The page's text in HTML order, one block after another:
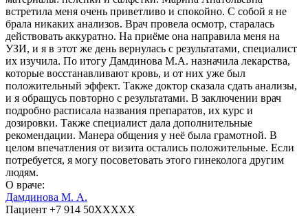
встретила меня очень приветливо и спокойно. С собой я не
брала никаких анализов. Врач провела осмотр, старалась
действовать аккуратно. На приёме она направила меня на
УЗИ, и я в этот же день вернулась с результатами, специалист
их изучила. По итогу Дамдинова М.А. назначила лекарства,
которые восстанавливают кровь, и от них уже был
положительный эффект. Также доктор сказала сдать анализы,
и я обращусь повторно с результатами. В заключении врач
подробно расписала названия препаратов, их курс и
дозировки. Также специалист дала дополнительные
рекомендации. Манера общения у неё была грамотной. В
целом впечатления от визита остались положительные. Если
потребуется, я могу посоветовать этого гинеколога другим
людям.
О враче:
Дамдинова М. А.
Пациент +7 914 50XXXXX